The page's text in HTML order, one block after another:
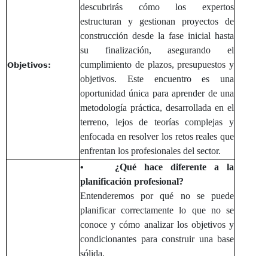
Objetivos:
descubrirás cómo los expertos
estructuran y gestionan proyectos de
construcción desde la fase inicial hasta
su finalización, asegurando el
cumplimiento de plazos, presupuestos y
objetivos. Este encuentro es una
oportunidad única para aprender de una
metodología práctica, desarrollada en el
terreno, lejos de teorías complejas y
enfocada en resolver los retos reales que
enfrentan los profesionales del sector.
• ¿Qué hace diferente a la
planificación profesional?
Entenderemos por qué no se puede
planificar correctamente lo que no se
conoce y cómo analizar los objetivos y
condicionantes para construir una base
sólida.